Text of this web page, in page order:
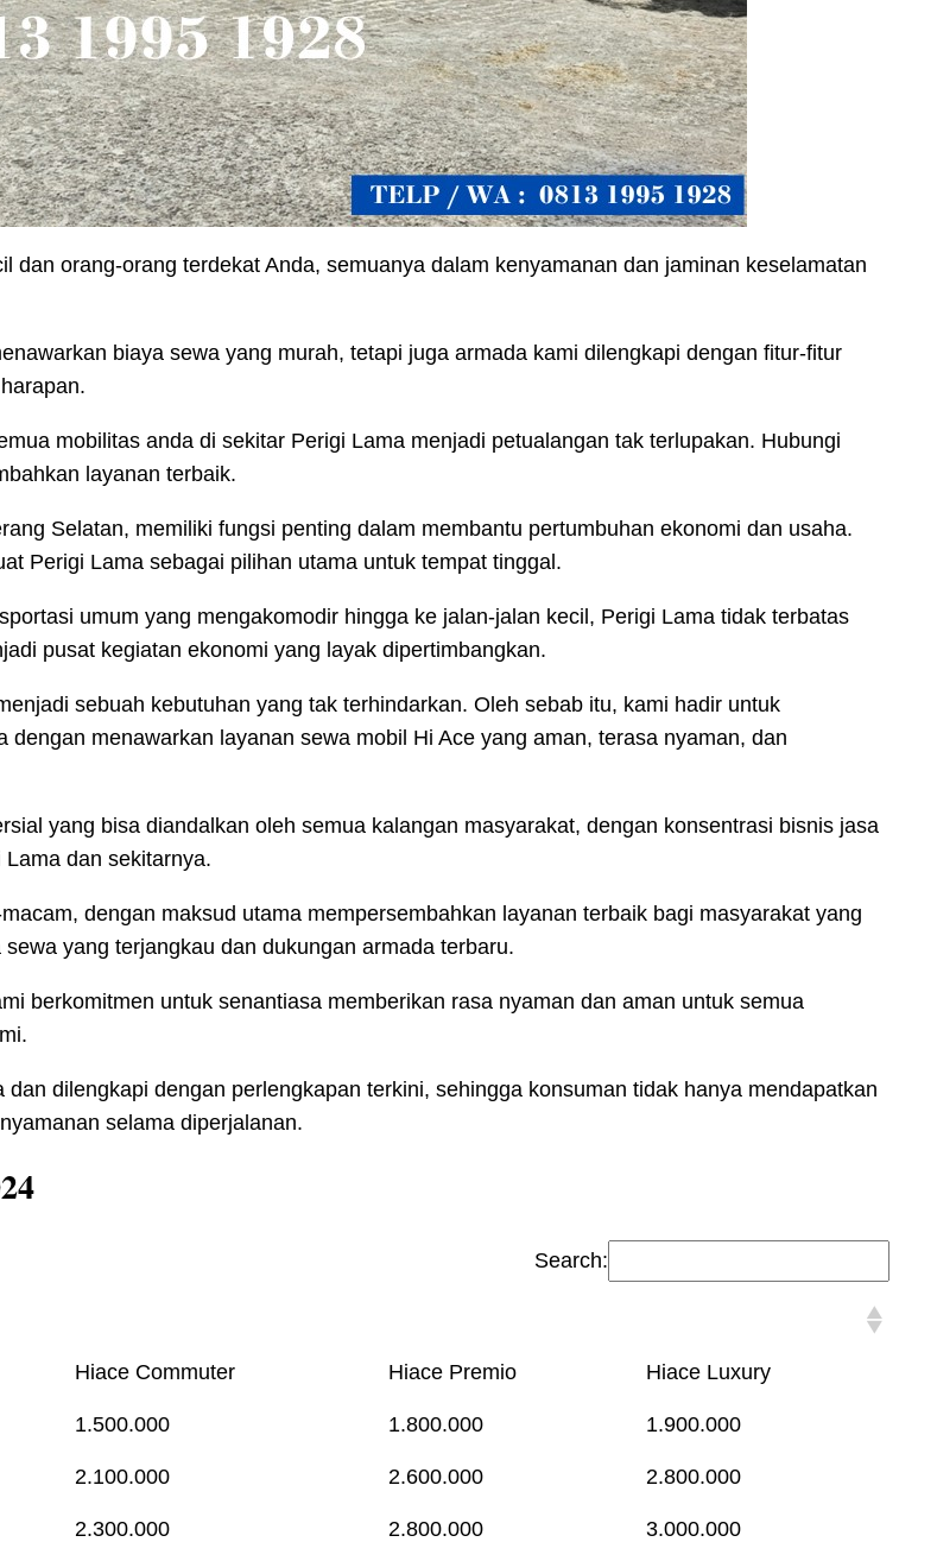
orang-orang terdekat Anda, semuanya dalam kenyamanan dan jaminan keselamatan
biaya sewa yang murah, tetapi juga armada kami dilengkapi dengan fitur-fitur
mobilitas anda di sekitar Perigi Lama menjadi petualangan tak terlupakan. Hubungi
layanan terbaik.
Selatan, memiliki fungsi penting dalam membantu pertumbuhan ekonomi dan usaha.
Perigi Lama sebagai pilihan utama untuk tempat tinggal.
umum yang mengakomodir hingga ke jalan-jalan kecil, Perigi Lama tidak terbatas
pusat kegiatan ekonomi yang layak dipertimbangkan.
sebuah kebutuhan yang tak terhindarkan. Oleh sebab itu, kami hadir untuk
menawarkan layanan sewa mobil Hi Ace yang aman, terasa nyaman, dan
yang bisa diandalkan oleh semua kalangan masyarakat, dengan konsentrasi bisnis jasa
dan sekitarnya.
dengan maksud utama mempersembahkan layanan terbaik bagi masyarakat yang
yang terjangkau dan dukungan armada terbaru.
berkomitmen untuk senantiasa memberikan rasa nyaman dan aman untuk semua
dilengkapi dengan perlengkapan terkini, sehingga konsuman tidak hanya mendapatkan
selama diperjalanan.
Search:
Hiace Commuter Hiace Premio Hiace Luxury
1.500.000 1.800.000 1.900.000
2.100.000 2.600.000 2.800.000
2.300.000 2.800.000 3.000.000